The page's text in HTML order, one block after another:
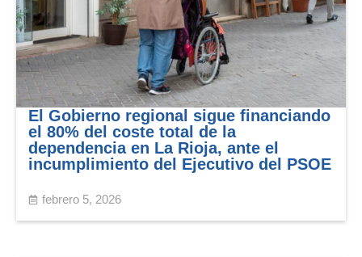
El Gobierno regional sigue financiando
el 80% del coste total de la
dependencia en La Rioja, ante el
incumplimiento del Ejecutivo del PSOE
febrero 5, 2026